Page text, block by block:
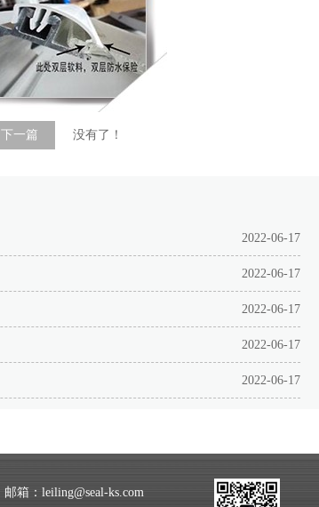
下一篇 没有了！
2022-06-17
2022-06-17
2022-06-17
2022-06-17
2022-06-17
邮箱：leiling@seal-ks.com